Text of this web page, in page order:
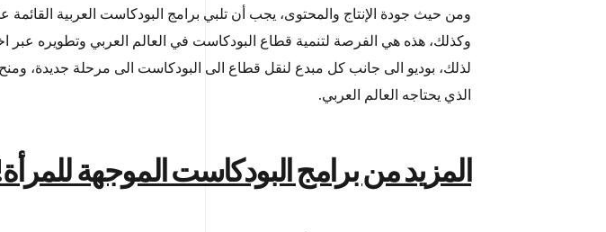
ومن حيث جودة الإنتاج والمحتوى، يجب أن تلبي برامج البودكاست العربية
وكذلك، هذه هي الفرصة لتنمية قطاع البودكاست في العالم العربي وتطويره عبر
لذلك، بوديو الى جانب كل مبدع لنقل قطاع الى البودكاست الى مرحلة جديدة،
الذي يحتاجه العالم العربي.
المزيد من برامج البودكاست الموجهة